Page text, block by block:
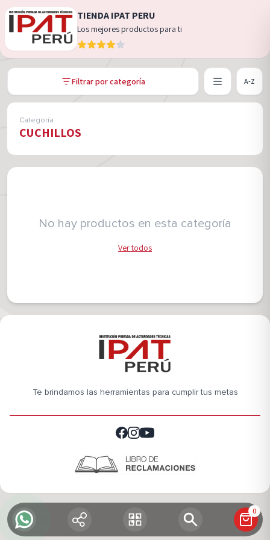
TIENDA IPAT PERU
Los mejores productos para ti
0
Filtrar por categoría A-Z
Categoría
CUCHILLOS
No hay productos en esta categoría
Ver todos
Te brindamos las herramientas para cumplir tus metas